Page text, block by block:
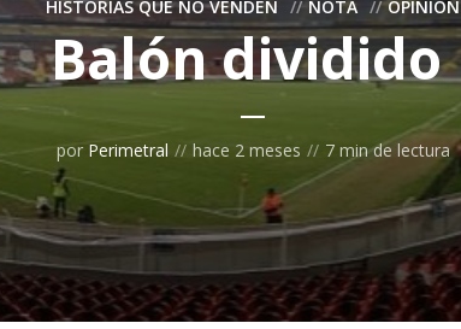
HISTORIAS QUE NO VENDEN NOTA OPINIÓN
Balón dividido
por Perimetral hace 2 meses 7 min de lectura